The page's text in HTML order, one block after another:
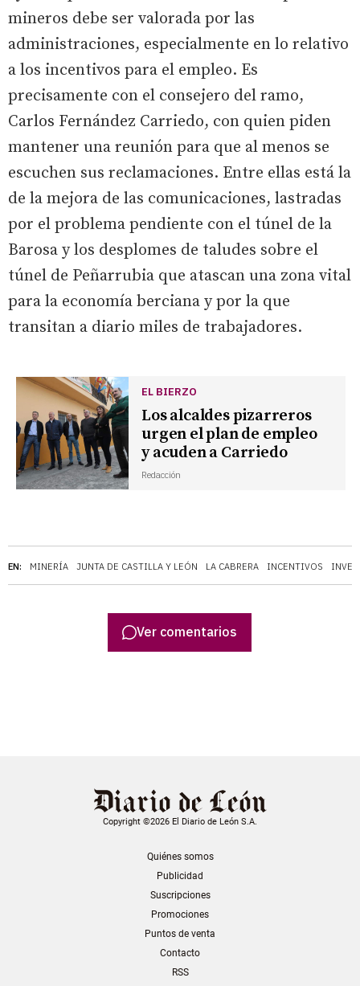
EN: MINERÍA JUNTA DE CASTILLA Y LEÓN LA CABRERA INCENTIVOS
mineros debe ser valorada por las
administraciones, especialmente en lo relativo
a los incentivos para el empleo. Es
precisamente con el consejero del ramo,
Carlos Fernández Carriedo, con quien piden
mantener una reunión para que al menos se
escuchen sus reclamaciones. Entre ellas está la
de la mejora de las comunicaciones, lastradas
por el problema pendiente con el túnel de la
Barosa y los desplomes de taludes sobre el
túnel de Peñarrubia que atascan una zona vital
para la economía berciana y por la que
transitan a diario miles de trabajadores.
EL BIERZO
Los alcaldes pizarreros
urgen el plan de empleo
y acuden a Carriedo
Redacción
Ver comentarios
Copyright ©2026 El Diario de León S.A.
Quiénes somos
Publicidad
Suscripciones
Promociones
Puntos de venta
Contacto
RSS